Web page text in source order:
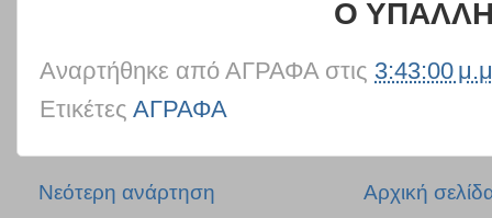
Ο
Αναρτήθηκε από ΑΓΡΑΦΑ στις 3:43:00
Ετικέτες ΑΓΡΑΦΑ
Νεότερη ανάρτηση Αρχική